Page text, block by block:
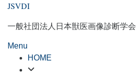
Skip
content
JSVDI
一般社団法人日本獣医画像診断学会
Menu
HOME